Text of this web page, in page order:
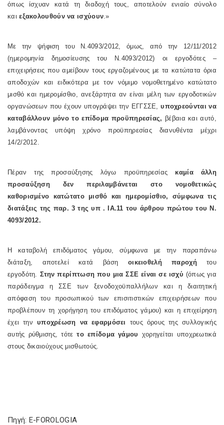
όπως ίσχυαν κατά τη διαδοχή τους, αποτελούν ενιαίο σύνολο
και εξακολουθούν να ισχύουν.»
Με την ψήφιση του
Ν.4093/2012, όμως, από την 12/11/2012
(ημερομηνία δημοσίευσης του Ν.4093/2012) οι εργοδότες –
επιχειρήσεις που αμείβουν τους εργαζομένους με τα κατώτατα όρια
αποδοχών και ειδικότερα με τον νόμιμο νομοθετημένο κατώτατο
μισθό και ημερομίσθιο, ανεξάρτητα αν είναι μέλη των εργοδοτικών
οργανώσεων που έχουν υπογράψει την ΕΓΓΣΣΕ, υποχρεούνται να
καταβάλλουν μόνο το επίδομα προϋπηρεσίας, βέβαια και αυτό,
λαμβάνοντας υπόψη χρόνο προϋπηρεσίας διανυθέντα μέχρι
14/2/2012.
Πέραν της προσαύξησης λόγω προϋπηρεσίας
καμία άλλη
προσαύξηση δεν περιλαμβάνεται στο νομοθετικώς
καθορισμένο κατώτατο μισθό και ημερομίσθιο, σύμφωνα τις
διατάξεις της παρ. 3 της υπ . ΙΑ.11 του άρθρου πρώτου του Ν.
4093/2012.
Η καταβολή επιδόματος γάμου, σύμφωνα με την παραπάνω
διάταξη, αποτελεί κατά βάση
οικειοθελή παροχή
του
εργοδότη. Στην περίπτωση που μια ΣΣΕ είναι σε ισχύ (όπως για
παράδειγμα η ΣΣΕ των ξενοδοχοϋπαλλήλων και η διαιτητική
απόφαση του προσωπικού των επισιτιστικών επιχειρήσεων που
προβλέπουν τη χορήγηση του επιδόματος γάμου) και η επιχείρηση
έχει την υποχρέωση να εφαρμόσει
τους όρους της συλλογικής
αυτής ρύθμισης, τότε το επίδομα γάμου χορηγείται υποχρεωτικά
στους δικαιούχους μισθωτούς.
Πηγή: E-FOROLOGIA